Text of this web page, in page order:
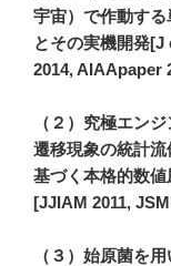
宇宙）で作動す
とその実機開発
2014, AIAApaper
（２）究極エン
遷移現象の統計
基づく本格的数
[JJIAM 2011,
（３）始原菌を